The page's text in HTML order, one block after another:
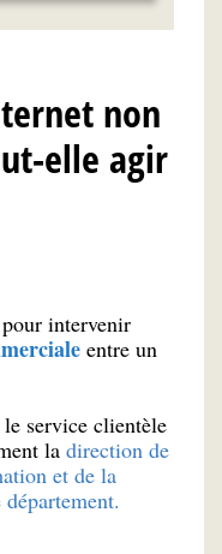
non
elle agir
intervenir
entre un
service clientèle
la direction de
et de la